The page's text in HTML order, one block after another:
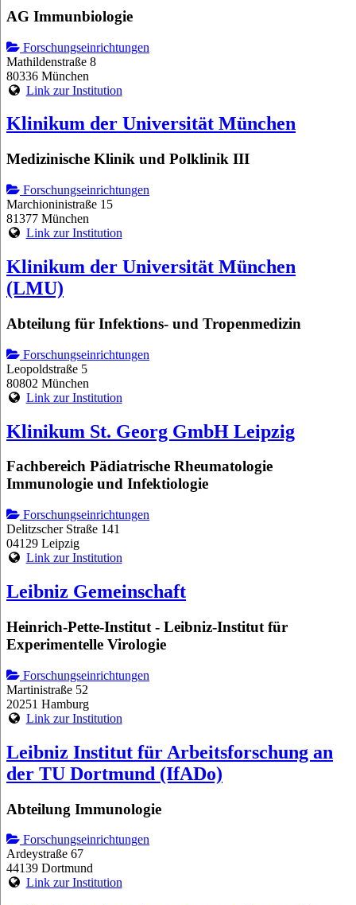
AG Immunbiologie
Forschungseinrichtungen
Mathildenstraße 8
80336 München
Link zur Institution
Klinikum der Universität München
Medizinische Klinik und Polklinik III
Forschungseinrichtungen
Marchioninistraße 15
81377 München
Link zur Institution
Klinikum der Universität München
(LMU)
Abteilung für Infektions- und Tropenmedizin
Forschungseinrichtungen
Leopoldstraße 5
80802 München
Link zur Institution
Klinikum St. Georg GmbH Leipzig
Fachbereich Pädiatrische Rheumatologie
Immunologie und Infektiologie
Forschungseinrichtungen
Delitzscher Straße 141
04129 Leipzig
Link zur Institution
Leibniz Gemeinschaft
Heinrich-Pette-Institut - Leibniz-Institut für
Experimentelle Virologie
Forschungseinrichtungen
Martinistraße 52
20251 Hamburg
Link zur Institution
Leibniz Institut für Arbeitsforschung an
der TU Dortmund (IfADo)
Abteilung Immunologie
Forschungseinrichtungen
Ardeystraße 67
44139 Dortmund
Link zur Institution